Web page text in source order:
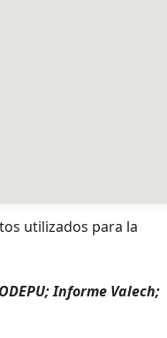
utilizados para la
Informe Valech;